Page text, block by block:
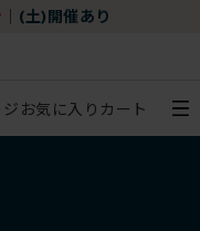
(土)開催あり
お気に入り カート